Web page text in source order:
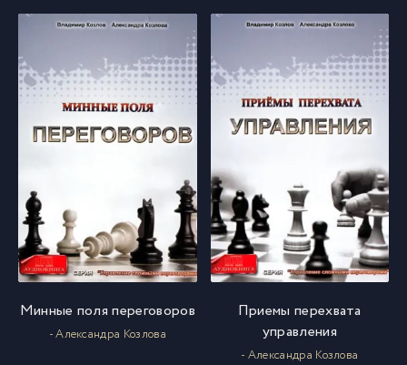
Минные поля переговоров
- Александра Козлова
Приемы перехвата
управления
- Александра Козлова